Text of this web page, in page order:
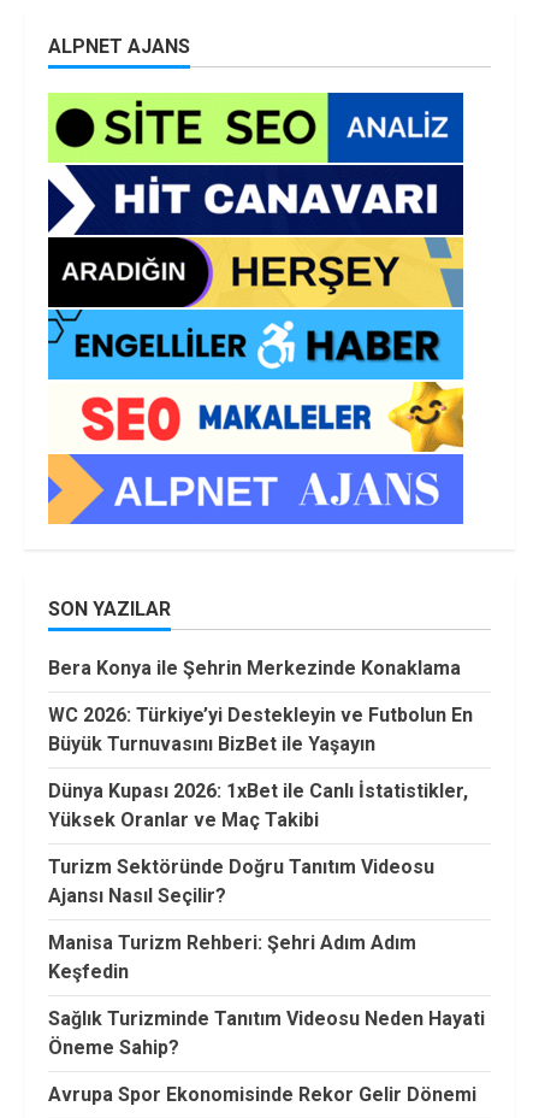
ALPNET AJANS
SON YAZILAR
Bera Konya ile Şehrin Merkezinde Konaklama
WC 2026: Türkiye’yi Destekleyin ve Futbolun En
Büyük Turnuvasını BizBet ile Yaşayın
Dünya Kupası 2026: 1xBet ile Canlı İstatistikler,
Yüksek Oranlar ve Maç Takibi
Turizm Sektöründe Doğru Tanıtım Videosu
Ajansı Nasıl Seçilir?
Manisa Turizm Rehberi: Şehri Adım Adım
Keşfedin
Sağlık Turizminde Tanıtım Videosu Neden Hayati
Öneme Sahip?
Avrupa Spor Ekonomisinde Rekor Gelir Dönemi